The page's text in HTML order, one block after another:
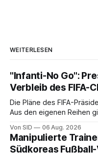
WEITERLESEN
"Infanti-No Go":
Verbleib des FIFA-
Die Pläne des FIFA-
Aus den eigenen Reihen
Von SID 06 Aug. 2026
Manipulierte
Südkoreas